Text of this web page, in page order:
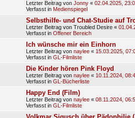
Letzter Beitrag von Jonny « 02.04.2025,
Verfasst in Medienspiegel
Selbsthilfe- und Chat-Studie auf
Letzter Beitrag von Troubled Desire «
Verfasst in Offener Bereich
Ich wünsche mir ein Einhorn
Letzter Beitrag von naylee « 15.03.2025,
Verfasst in GL-Filmliste
Die Kinder hören Pink Floyd
Letzter Beitrag von naylee « 10.11.2024,
Verfasst in GL-Bücherliste
Happy End (Film)
Letzter Beitrag von naylee « 08.11.2024,
Verfasst in GL-Filmliste
Volkmar Sigusch über Pädophilie